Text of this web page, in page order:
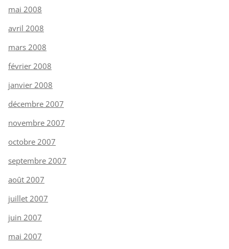
mai 2008
avril 2008
mars 2008
février 2008
janvier 2008
décembre 2007
novembre 2007
octobre 2007
septembre 2007
août 2007
juillet 2007
juin 2007
mai 2007